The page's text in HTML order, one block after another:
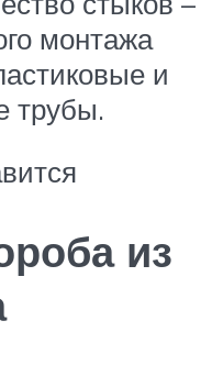
монтажа
и
трубы.
из